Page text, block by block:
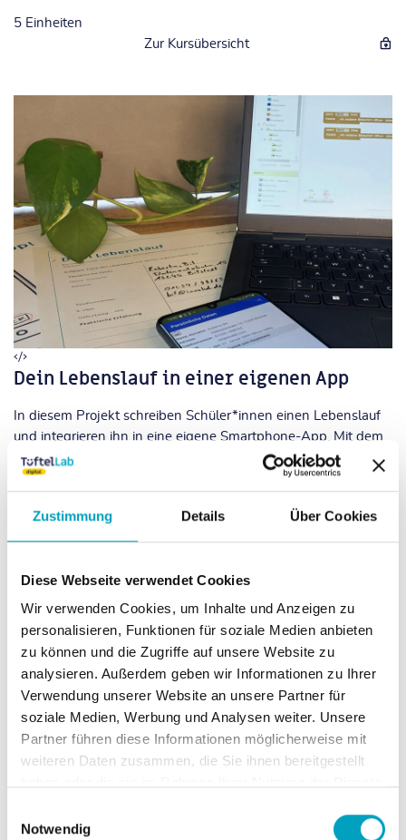
Zustimmung Details Über Cookies
Diese Webseite verwendet Cookies
Wir verwenden Cookies, um Inhalte und Anzeigen zu
personalisieren, Funktionen für soziale Medien anbieten
zu können und die Zugriffe auf unsere Website zu
analysieren. Außerdem geben wir Informationen zu Ihrer
Verwendung unserer Website an unsere Partner für
soziale Medien, Werbung und Analysen weiter. Unsere
Partner führen diese Informationen möglicherweise mit
weiteren Daten zusammen, die Sie ihnen bereitgestellt
Notwendig
5 Einheiten
Zur Kursübersicht
Dein Lebenslauf in einer eigenen App
In diesem Projekt schreiben Schüler*innen einen Lebenslauf
und integrieren ihn in eine eigene Smartphone-App. Mit dem
kostenlosen Editor MIT App Inventor lässt sich mit wenigen
Klicks und einer einfachen Programmierung eine eigene